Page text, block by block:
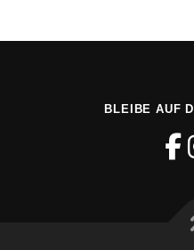
BLEIBE AUF